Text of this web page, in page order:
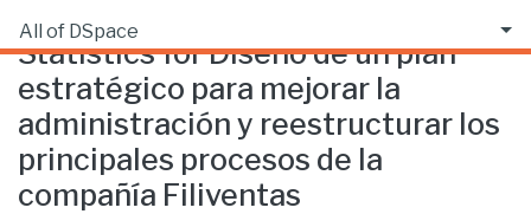
All of DSpace
Statistics for Diseño de un plan
estratégico para mejorar la
administración y reestructurar los
principales procesos de la
compañía Filiventas